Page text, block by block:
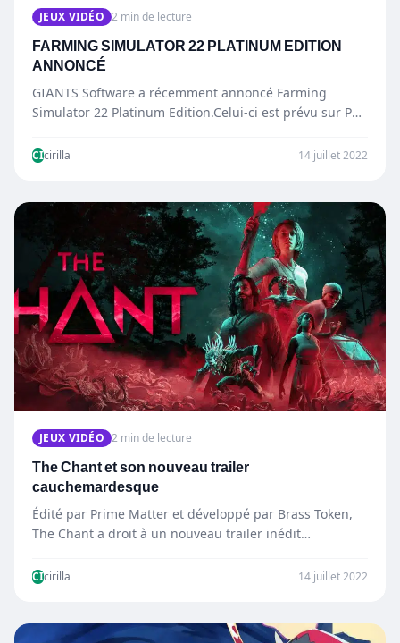
JEUX VIDÉO 2 min de lecture
FARMING SIMULATOR 22 PLATINUM EDITION
ANNONCÉ
GIANTS Software a récemment annoncé Farming
Simulator 22 Platinum Edition.Celui-ci est prévu sur PC,
CIcirilla 14 juillet 2022
JEUX VIDÉO 2 min de lecture
The Chant et son nouveau trailer
cauchemardesque
Édité par Prime Matter et développé par Brass Token,
The Chant a droit à un nouveau trailer inédit…
CIcirilla 14 juillet 2022